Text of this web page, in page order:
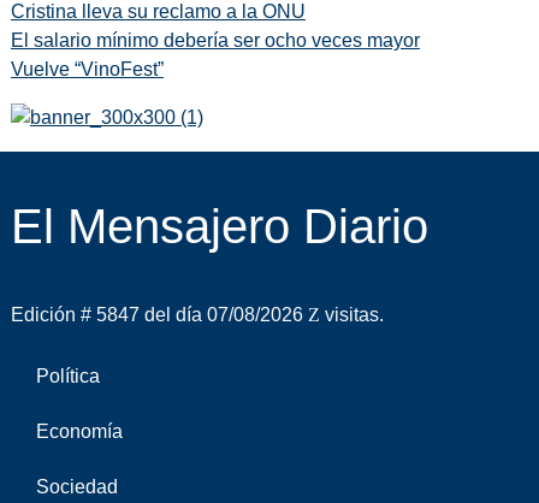
Cristina lleva su reclamo a la ONU
El salario mínimo debería ser ocho veces mayor
Vuelve “VinoFest”
El Mensajero Diario
Edición # 5847 del día 07/08/2026 visitas.
Política
Economía
Sociedad